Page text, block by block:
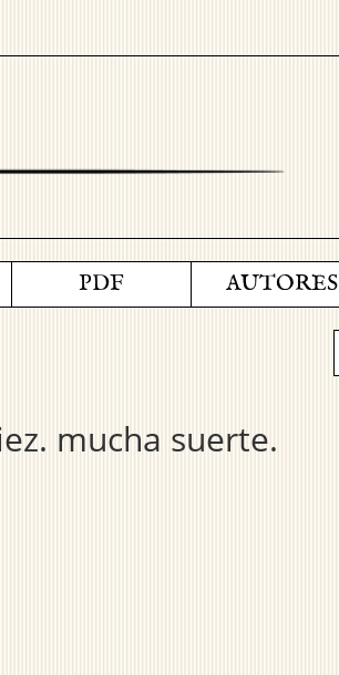
PDF AUTORES
mucha suerte.